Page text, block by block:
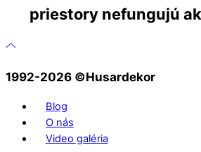
priestory nefungujú
1992-2026 ©️Husardekor
Blog
O nás
Video galéria